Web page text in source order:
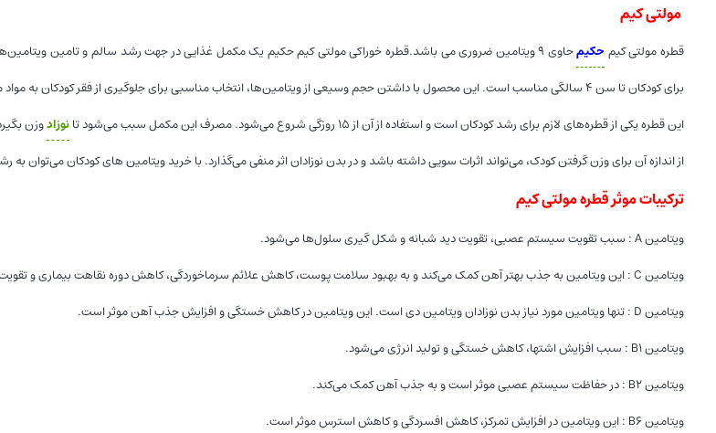
مولتی کیم
قطره مولتی کیم حکیم
حاوی ۹ ویتامین ضروری می باشد.قطره خوراکی مولتی کیم حکیم یک مکمل غذایی در جهت رشد سالم و تامین
برای کودکان تا سن ۴ سالگی مناسب است. این محصول با داشتن حجم وسیعی از ویتامین‌ها، انتخاب مناسبی برای جلوگیری از فقر کودکان به مواد مغذی است.
این قطره یکی از قطره‌های لازم برای رشد کودکان است و استفاده از آن از ۱۵ روزگی شروع می‌شود. مصرف این مکمل سبب می‌شود تا
نوزادوزن
از اندازه آن برای وزن گرفتن کودک، می‌تواند اثرات سویی داشته باشد و در بدن نوزادان اثر منفی می‌گذارد. با خرید ویتامین های کودکان می‌توان به
ترکیبات موثر قطره مولتی کیم
ویتامین A : سبب تقویت سیستم عصبی، تقویت دید شبانه و شکل گیری سلول‌ها می‌شود.
ویتامین C : این ویتامین به جذب بهتر آهن کمک می‌کند و به بهبود سلامت پوست، کاهش علائم سرماخوردگی، کاهش دوره نقاهت بیماری و تقویت سیستم ایمنی بدن کمک می‌کند.
ویتامین D : تنها ویتامین مورد نیاز بدن نوزادان ویتامین دی است. این ویتامین در کاهش خستگی و افزایش جذب آهن موثر است.
ویتامین B1 : سبب افزایش اشتها، کاهش خستگی و تولید انرژی می‌شود.
ویتامین B2 : در حفاظت سیستم عصبی موثر است و به جذب آهن کمک می‌کند.
ویتامین B6 : این ویتامین در افزایش تمرکز، کاهش افسردگی و کاهش استرس موثر است.